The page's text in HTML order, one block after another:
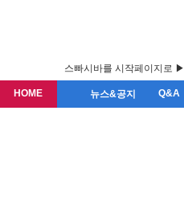
스빠시바를 시작페이지로 ▶
HOME 뉴스&공지 Q&A